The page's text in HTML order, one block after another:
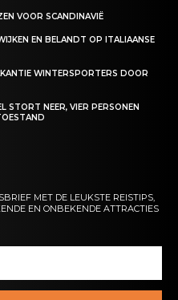
VOOR SCANDINAVIË
EN BELANDT OP ITALIAANSE
WINTERSPORTERS DOOR
STORT NEER, VIER PERSONEN
MET DE LEUKSTE REISTIPS,
EN ONBEKENDE ATTRACTIES